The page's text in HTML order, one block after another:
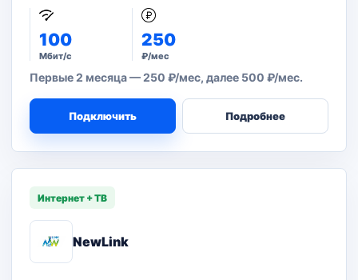
100
Мбит/с
250
₽/мес
Первые 2 месяца — 250 ₽/мес, далее 500 ₽/мес.
Подключить Подробнее
Интернет + ТВ
NewLink